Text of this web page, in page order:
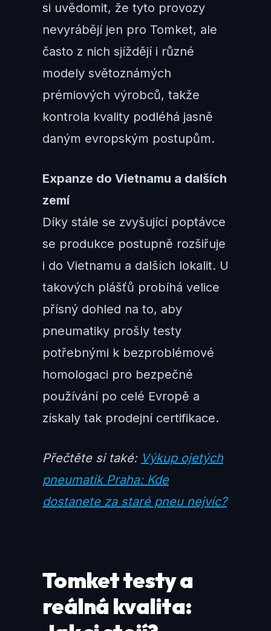
si uvědomit, že tyto provozy
nevyrábějí jen pro Tomket, ale
často z nich sjíždějí i různé
modely světoznámých
prémiových výrobců, takže
kontrola kvality podléhá jasně
daným evropským postupům.
Expanze do Vietnamu a dalších
zemí
Díky stále se zvyšující poptávce
se produkce postupně rozšiřuje
i do Vietnamu a dalších lokalit. U
takových plášťů probíhá velice
přísný dohled na to, aby
pneumatiky prošly testy
potřebnými k bezproblémové
homologaci pro bezpečné
používání po celé Evropě a
získaly tak prodejní certifikace.
Přečtěte si také: Výkup ojetých
pneumatik Praha: Kde
dostanete za staré pneu nejvíc?
Tomket testy a
reálná kvalita: